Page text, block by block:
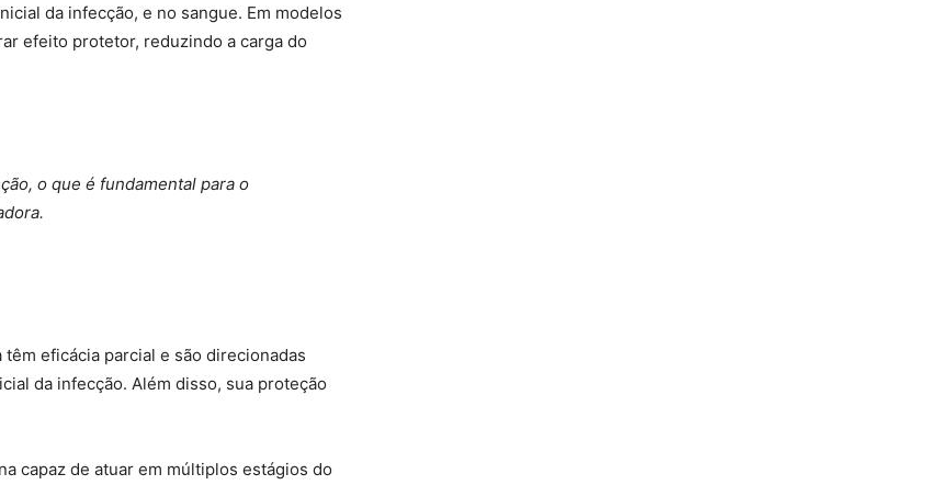
da infecção, e no sangue. Em modelos
efeito protetor, reduzindo a carga do
o que é fundamental para o
eficácia parcial e são direcionadas
da infecção. Além disso, sua proteção
capaz de atuar em múltiplos estágios do